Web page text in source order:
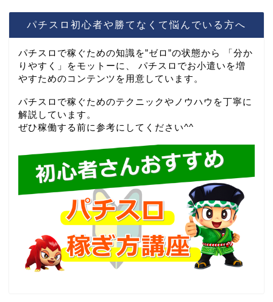
パチスロ初心者や勝てなくて悩んでいる方へ
パチスロで稼ぐための知識を”ゼロ”の状態から 「分か
りやすく」をモットーに、 パチスロでお小遣いを増
やすためのコンテンツを用意しています。
パチスロで稼ぐためのテクニックやノウハウを丁寧に
解説しています。
ぜひ稼働する前に参考にしてください^^